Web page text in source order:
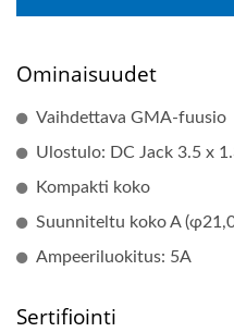
Ominaisuudet
Vaihdettava GMA-fuusio
Ulostulo: DC Jack 3.5 x
Kompakti koko
Suunniteltu koko A
Ampeeriluokitus: 5A
Sertifiointi